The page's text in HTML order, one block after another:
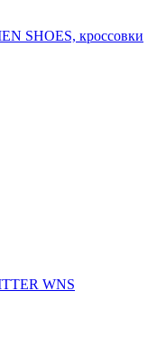
SHOES, кроссовки
WNS